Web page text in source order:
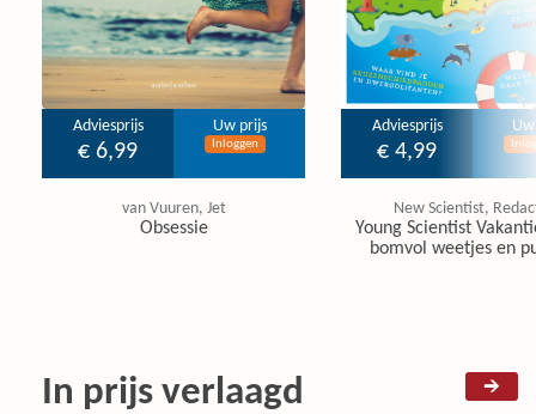
Adviesprijs
€ 6,99
Uw prijs
Inloggen
van Vuuren, Jet
Obsessie
Adviesprijs
€ 4,99
New Scientist,
Young Scientist
bomvol weetjes en
In prijs verlaagd